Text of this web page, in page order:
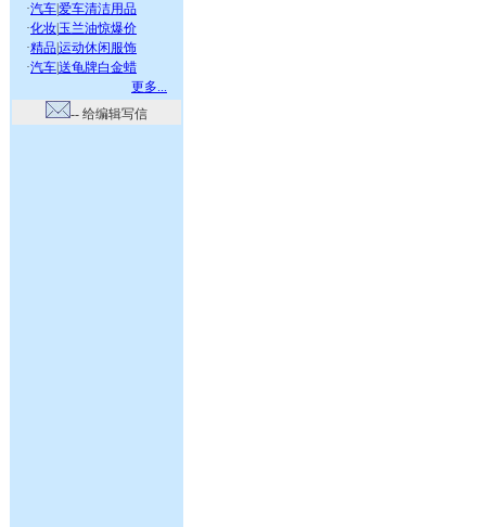
·汽车爱车清洁用品
·化妆 玉兰油惊爆价
·精品运动休闲服饰
·汽车送龟牌白金蜡
更多...
-- 给编辑写信